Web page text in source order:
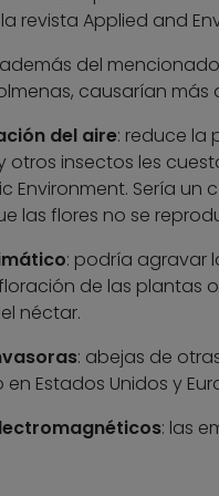
revista Applied and
del
causarían
del aire: reduce la
otros insectos les
Environment. Sería un
las flores no se
: podría agravar
de las plantas
néctar.
: abejas de
Estados Unidos y
: las